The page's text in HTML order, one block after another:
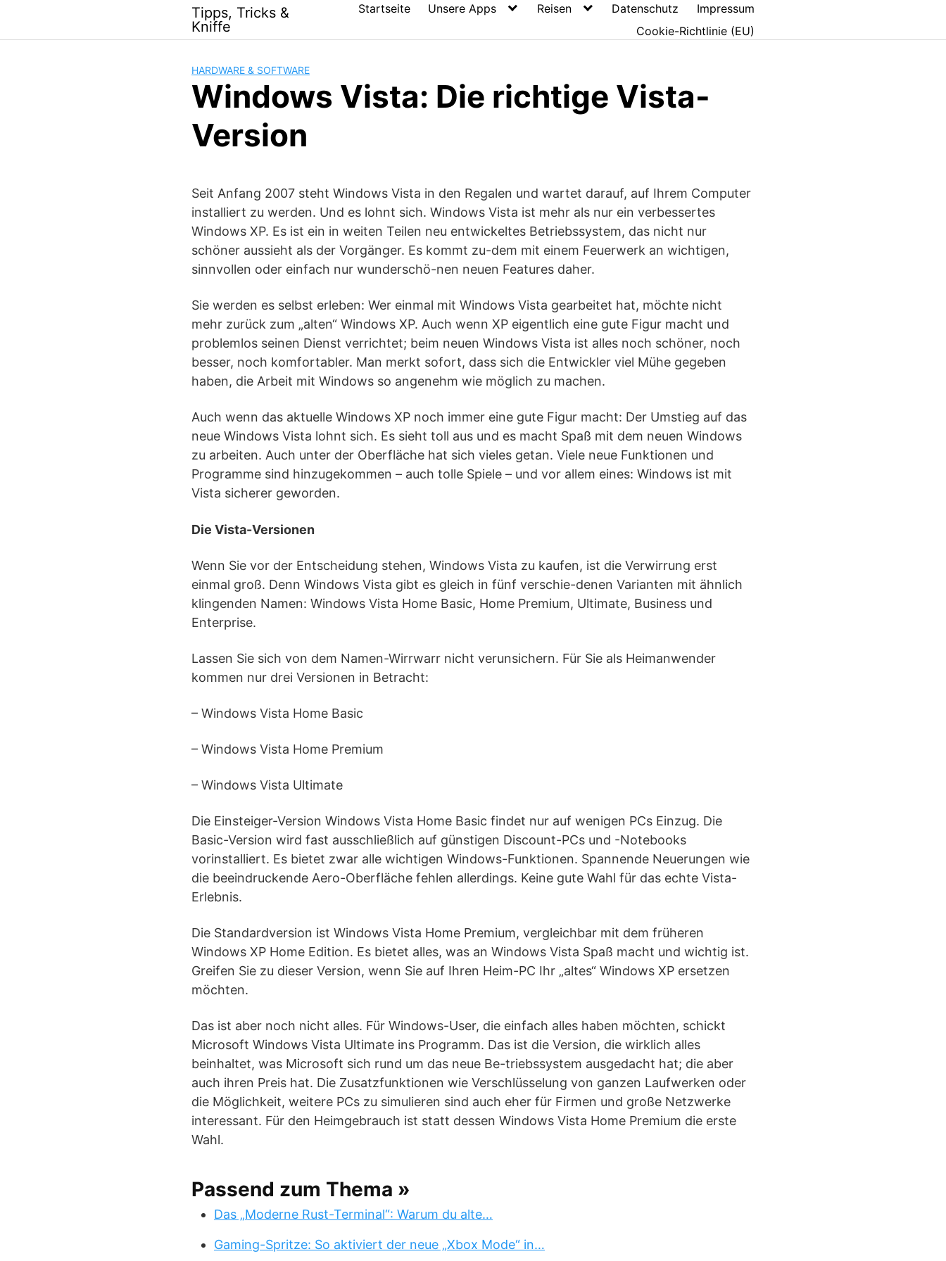
content
Tipps, Tricks &
Kniffe
Startseite Unsere Apps Reisen Datenschutz
Impressum
Cookie-Richtlinie (EU)
HARDWARE & SOFTWARE
Windows Vista: Die richtige Vista-
Version
Seit Anfang 2007 steht Windows Vista in den Regalen und wartet darauf, auf Ihrem Computer
installiert zu werden. Und es lohnt sich. Windows Vista ist mehr als nur ein verbessertes
Windows XP. Es ist ein in weiten Teilen neu entwickeltes Betriebssystem, das nicht nur
schöner aussieht als der Vorgänger. Es kommt zu-dem mit einem Feuerwerk an wichtigen,
sinnvollen oder einfach nur wunderschö-nen neuen Features daher.
Sie werden es selbst erleben: Wer einmal mit Windows Vista gearbeitet hat, möchte nicht
mehr zurück zum „alten“ Windows XP. Auch wenn XP eigentlich eine gute Figur macht und
problemlos seinen Dienst verrichtet; beim neuen Windows Vista ist alles noch schöner, noch
besser, noch komfortabler. Man merkt sofort, dass sich die Entwickler viel Mühe gegeben
haben, die Arbeit mit Windows so angenehm wie möglich zu machen.
Auch wenn das aktuelle Windows XP noch immer eine gute Figur macht: Der Umstieg auf das
neue Windows Vista lohnt sich. Es sieht toll aus und es macht Spaß mit dem neuen Windows
zu arbeiten. Auch unter der Oberfläche hat sich vieles getan. Viele neue Funktionen und
Programme sind hinzugekommen – auch tolle Spiele – und vor allem eines: Windows ist mit
Vista sicherer geworden.
Die Vista-Versionen
Wenn Sie vor der Entscheidung stehen, Windows Vista zu kaufen, ist die Verwirrung erst
einmal groß. Denn Windows Vista gibt es gleich in fünf verschie-denen Varianten mit ähnlich
klingenden Namen: Windows Vista Home Basic, Home Premium, Ultimate, Business und
Enterprise.
Lassen Sie sich von dem Namen-Wirrwarr nicht verunsichern. Für Sie als Heimanwender
kommen nur drei Versionen in Betracht:
– Windows Vista Home Basic
– Windows Vista Home Premium
– Windows Vista Ultimate
Die Einsteiger-Version Windows Vista Home Basic findet nur auf wenigen PCs Einzug. Die
Basic-Version wird fast ausschließlich auf günstigen Discount-PCs und -Notebooks
vorinstalliert. Es bietet zwar alle wichtigen Windows-Funktionen. Spannende Neuerungen wie
die beeindruckende Aero-Oberfläche fehlen allerdings. Keine gute Wahl für das echte Vista-
Erlebnis.
Die Standardversion ist Windows Vista Home Premium, vergleichbar mit dem früheren
Windows XP Home Edition. Es bietet alles, was an Windows Vista Spaß macht und wichtig ist.
Greifen Sie zu dieser Version, wenn Sie auf Ihren Heim-PC Ihr „altes“ Windows XP ersetzen
möchten.
Das ist aber noch nicht alles. Für Windows-User, die einfach alles haben möchten, schickt
Microsoft Windows Vista Ultimate ins Programm. Das ist die Version, die wirklich alles
beinhaltet, was Microsoft sich rund um das neue Be-triebssystem ausgedacht hat; die aber
auch ihren Preis hat. Die Zusatzfunktionen wie Verschlüsselung von ganzen Laufwerken oder
die Möglichkeit, weitere PCs zu simulieren sind auch eher für Firmen und große Netzwerke
interessant. Für den Heimgebrauch ist statt dessen Windows Vista Home Premium die erste
Wahl.
Passend zum Thema »
Das „Moderne Rust-Terminal“: Warum du alte…
Gaming-Spritze: So aktiviert der neue „Xbox Mode“ in…